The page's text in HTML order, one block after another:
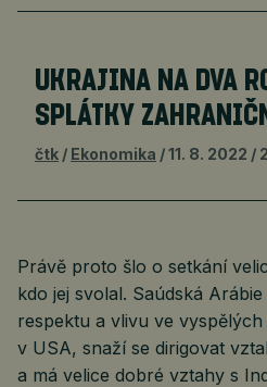
UKRAJINA NA DVA
SPLÁTKY
čtk Ekonomika 11. 8. 2022
Právě proto šlo o setkání
kdo jej svolal. Saúdská
respektu a vlivu ve
v USA, snaží se dirigovat
a má velice dobré vztahy s